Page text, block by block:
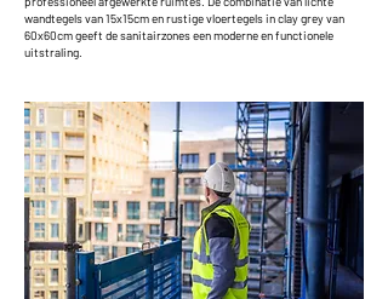
wandtegels van 15x15cm en rustige vloertegels in clay grey van
60x60cm geeft de sanitairzones een moderne en functionele
uitstraling.